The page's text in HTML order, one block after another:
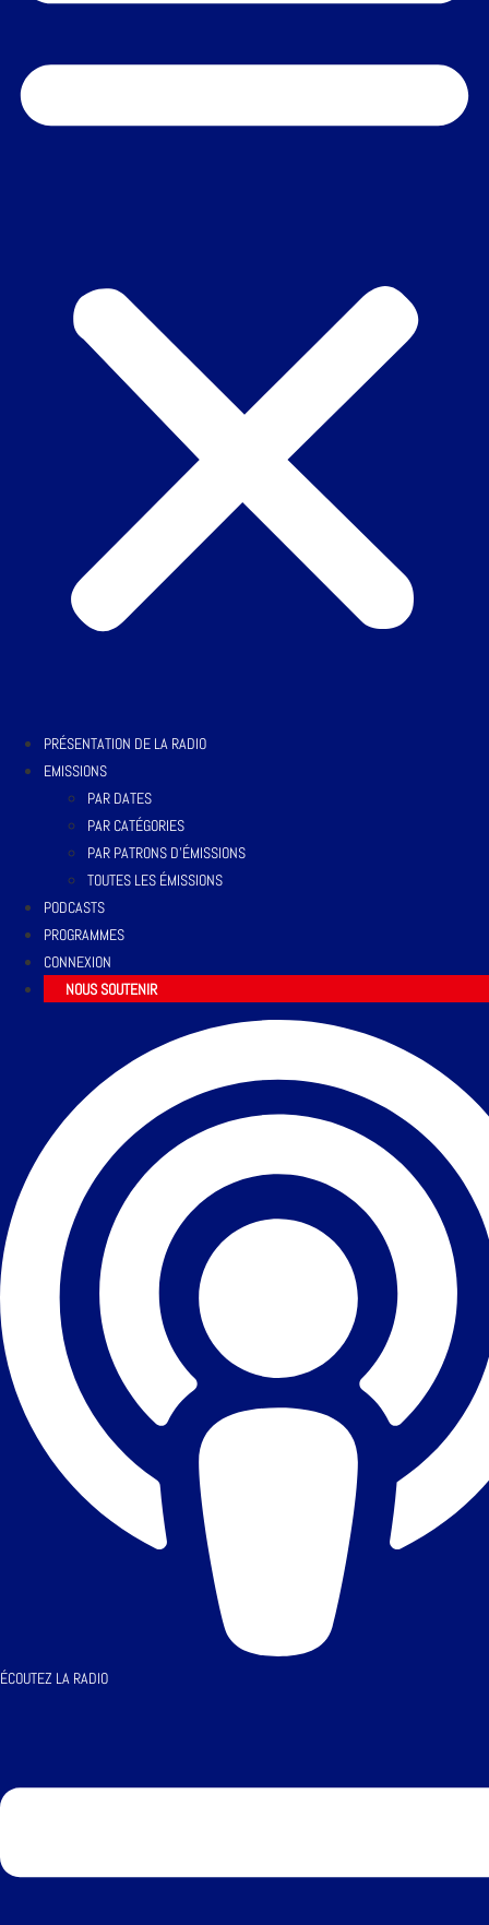
PRÉSENTATION DE LA RADIO
EMISSIONS
PAR DATES
PAR CATÉGORIES
PAR PATRONS D’ÉMISSIONS
TOUTES LES ÉMISSIONS
PODCASTS
PROGRAMMES
CONNEXION
NOUS SOUTENIR
ÉCOUTEZ LA RADIO